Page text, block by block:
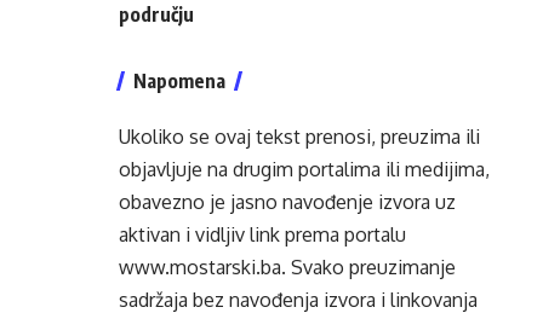
području
Napomena
Ukoliko se ovaj tekst prenosi, preuzima ili
objavljuje na drugim portalima ili medijima,
obavezno je jasno navođenje izvora uz
aktivan i vidljiv link prema portalu
www.mostarski.ba. Svako preuzimanje
sadržaja bez navođenja izvora i linkovanja